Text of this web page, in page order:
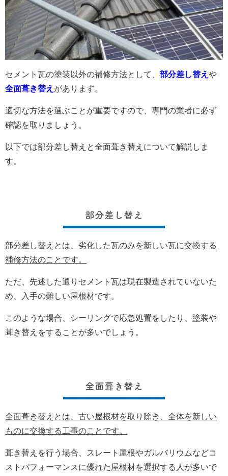
セメント瓦の塗装以外の補修方法として、 部分差し替え や
全面葺き替え があります。
適切な方法を選ぶことが重要ですので、専門の業者に必ず
確認を取りましょう。
以下では部分差し替えと全面葺き替えについて解説しま
す。
部分差し替え
部分差し替えとは、劣化した瓦のみを新しい瓦に交換する
補修方法のことです。
ただ、先述した通りセメント瓦は現在製造されていないた
め、入手の難しい屋根材です。
このような場合、シーリングで応急処置をしたり、塗装や
葺き替えをすることが多いでしょう。
全面葺き替え
全面葺き替えとは、古い屋根材を取り除き、全体を新しい
ものに交換する工事のことです。
葺き替えを行う場合、スレート屋根やガルバリウムなどコ
ストパフォーマンスに優れた屋根材を選択する人が多いで